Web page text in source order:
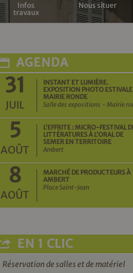
Infos
travaux
Nous situer
AGENDA
31
JUIL
INSTANT ET LUMIÈRE.
EXPOSITION PHOTO ESTIVALE
MAIRIE RONDE
Salle des expositions - Mairie
5
AOÛT
L’EFFRITE : MICRO-FESTIVAL
LITTÉRATURES À L’ORAL DE
SEMER EN TERRITOIRE
Ambert
8
AOÛT
MARCHÉ DE PRODUCTEURS À
AMBERT
Place Saint-Jean
EN 1 CLIC
Réservation de salles et de matériel